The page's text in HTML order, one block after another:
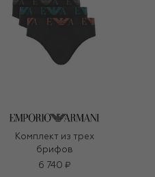
Комплект из трех
брифов
6 740 ₽